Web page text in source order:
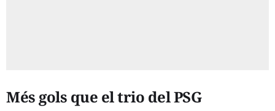
Més gols que el trio del PSG